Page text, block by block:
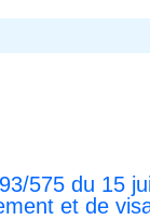
575 du 15
et de